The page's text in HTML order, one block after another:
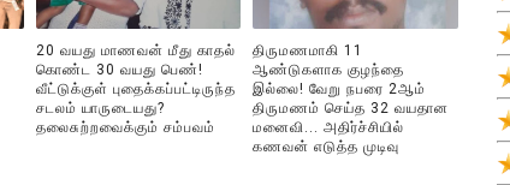
20 வயது மாணவன் மீது காதல்
கொண்ட 30 வயது பெண்!
வீட்டுக்குள் புதைக்கப்பட்டிருந்த
சடலம் யாருடையது?
தலைசுற்றவைக்கும் சம்பவம்
திருமணமாகி 11
ஆண்டுகளாக குழந்தை
இல்லை! வேறு நபரை 2ஆம்
திருமணம் செய்த 32 வயதான
மனைவி... அதிர்ச்சியில்
கணவன் எடுத்த முடிவு